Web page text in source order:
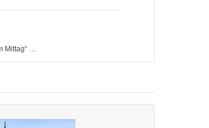
Mittag“ …